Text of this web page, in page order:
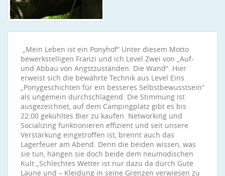
„Mein Leben ist ein Ponyhof“ Unter diesem Motto
bewerkstelligen Franzi und ich Level Zwei von „Auf-
und Abbau von Angstzuständen: Die Wand“. Hier
erweist sich die bewährte Technik aus Level Eins
„Ponygeschichten für ein besseres Selbstbewusstsein“
als ungemein durchschlagend. Die Stimmung ist
ausgezeichnet, auf dem Campingplatz gibt es bis
22:00 gekühltes Bier zu kaufen. Networking und
Socializing funktionieren effizient und seit unsere
Verstärkung eingetroffen ist, brennt auch das
Lagerfeuer am Abend. Denn die beiden wissen, was
sie tun, hängen sie doch beide dem neumodischen
Kult „Schlechtes Wetter ist nur dazu da durch Gute
Laune und – Kleidung in seine Grenzen verwiesen zu